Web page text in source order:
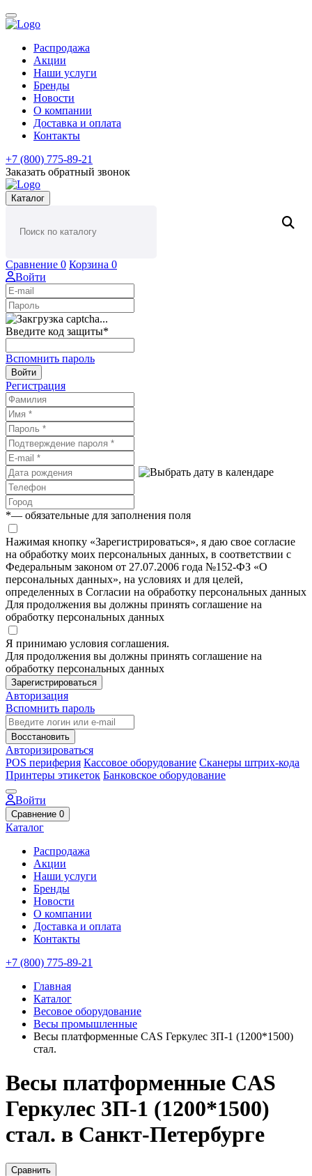
Распродажа
Акции
Наши услуги
Бренды
Новости
О компании
Доставка и оплата
Контакты
+7 (800) 775-89-21
Заказать обратный звонок
Каталог
Сравнение 0 Корзина 0
Войти
Введите код защиты*
Вспомнить пароль
Войти
Регистрация
*— обязательные для заполнения поля
Нажимая кнопку «Зарегистрироваться», я даю свое согласие
на обработку моих персональных данных, в соответствии с
Федеральным законом от 27.07.2006 года №152-ФЗ «О
персональных данных», на условиях и для целей,
определенных в Согласии на обработку персональных данных
Для продолжения вы должны принять соглашение на
обработку персональных данных
Я принимаю условия соглашения.
Для продолжения вы должны принять соглашение на
обработку персональных данных
Зарегистрироваться
Авторизация
Вспомнить пароль
Восстановить
Авторизироваться
POS периферия Кассовое оборудование Сканеры штрих-кода
Принтеры этикеток Банковское оборудование
Войти
Сравнение 0
Каталог
Распродажа
Акции
Наши услуги
Бренды
Новости
О компании
Доставка и оплата
Контакты
+7 (800) 775-89-21
Главная
Каталог
Весовое оборудование
Весы промышленные
Весы платформенные CAS Геркулес 3П-1 (1200*1500)
стал.
Весы платформенные CAS
Геркулес 3П-1 (1200*1500)
стал. в Санкт-Петербурге
Сравнить